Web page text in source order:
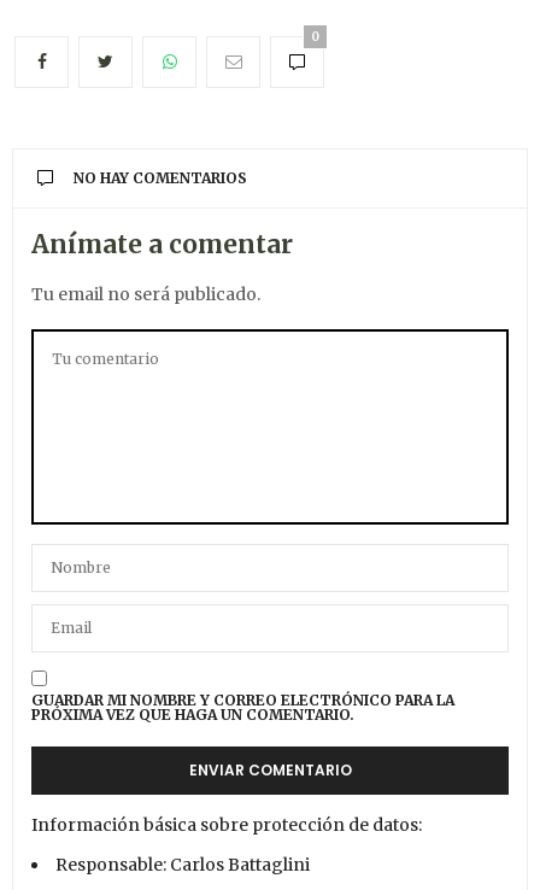
0
NO HAY COMENTARIOS
Anímate a comentar
Tu email no será publicado.
GUARDAR MI NOMBRE Y CORREO ELECTRÓNICO PARA LA
PRÓXIMA VEZ QUE HAGA UN COMENTARIO.
Información básica sobre protección de datos:
Responsable: Carlos Battaglini